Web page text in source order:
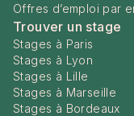
Offres d’emploi par
Trouver un stage
Stages à Paris
Stages à Lyon
Stages à Lille
Stages à Marseille
Stages à Bordeaux